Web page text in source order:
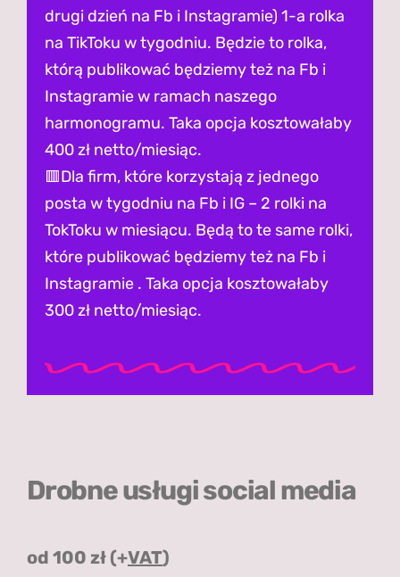
drugi dzień na Fb i Instagramie) 1-a rolka
na TikToku w tygodniu. Będzie to rolka,
którą publikować będziemy też na Fb i
Instagramie w ramach naszego
harmonogramu. Taka opcja kosztowałaby
400 zł netto/miesiąc.
🟥Dla firm, które korzystają z jednego
posta w tygodniu na Fb i IG – 2 rolki na
TokToku w miesiącu. Będą to te same rolki,
które publikować będziemy też na Fb i
Instagramie . Taka opcja kosztowałaby
300 zł netto/miesiąc.
Drobne usługi social media
od 100 zł (+VAT)